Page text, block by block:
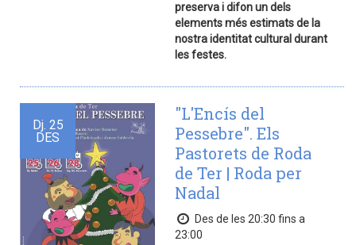
preserva i difon un dels
elements més estimats de la
nostra identitat cultural durant
les festes.
Dj. 25
DES
"L'Encís del
Pessebre". Els
Pastorets de Roda
de Ter | Roda per
Nadal
Des de les 20:30 fins a
23:00